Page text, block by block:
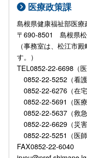
医療政策課
島根県健康福祉部医療
〒690-8501 島根県
（事務室は、松江市
す。）
TEL0852-22-6698（医
0852-22-5252（看護
0852-22-6276（在宅
0852-22-5691（医療
0852-22-5637（救急
0852-22-6629（災害
0852-22-5251（医師
FAX0852-22-6040